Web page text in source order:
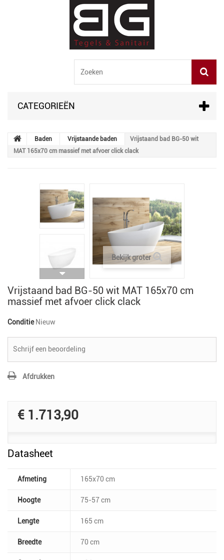
CATEGORIEËN
Baden Vrijstaande baden
Vrijstaand bad BG-50 wit
MAT 165x70 cm massief met afvoer click clack
Bekijk groter
Vrijstaand bad BG-50 wit MAT 165x70 cm
massief met afvoer click clack
Conditie Nieuw
Schrijf een beoordeling
Afdrukken
€ 1.713,90
Datasheet
Afmeting 165x70 cm
Hoogte 75-57 cm
Lengte 165 cm
Breedte 70 cm